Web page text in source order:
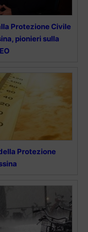
Protezione Civile
pionieri sulla
Protezione